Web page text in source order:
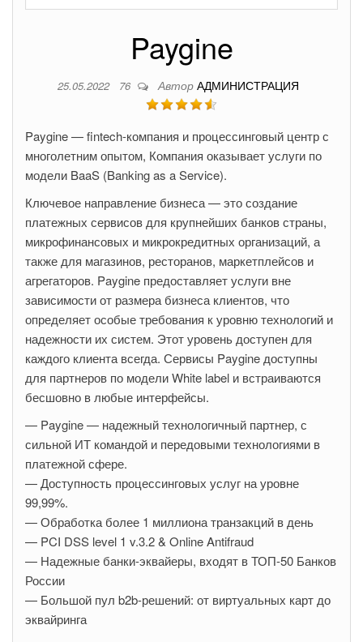
Paygine
25.05.2022 76 Автор АДМИНИСТРАЦИЯ
Paygine — fintech-компания и процессинговый центр с
многолетним опытом, Компания оказывает услуги по
модели BaaS (Banking as a Service).
Ключевое направление бизнеса — это создание
платежных сервисов для крупнейших банков страны,
микрофинансовых и микрокредитных организаций, а
также для магазинов, ресторанов, маркетплейсов и
агрегаторов. Paygine предоставляет услуги вне
зависимости от размера бизнеса клиентов, что
определяет особые требования к уровню технологий и
надежности их систем. Этот уровень доступен для
каждого клиента всегда. Сервисы Paygine доступны
для партнеров по модели White label и встраиваются
бесшовно в любые интерфейсы.
— Paygine — надежный технологичный партнер, с
сильной ИТ командой и передовыми технологиями в
платежной сфере.
— Доступность процессинговых услуг на уровне
99,99%.
— Обработка более 1 миллиона транзакций в день
— PCI DSS level 1 v.3.2 & Online Antifraud
— Надежные банки-эквайеры, входят в ТОП-50 Банков
России
— Большой пул b2b-решений: от виртуальных карт до
эквайринга